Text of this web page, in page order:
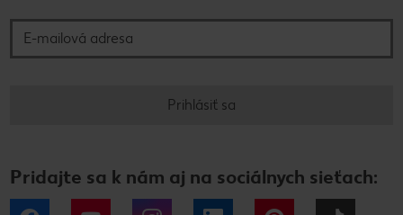
Prihlásiť sa
Pridajte sa k nám aj na sociálnych sieťach: